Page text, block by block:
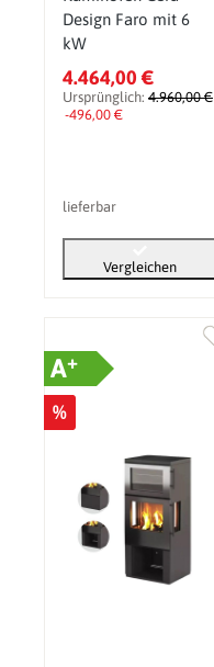
Design Faro mit 6
kW
4.464,00 €
Ursprünglich: 4.960,00 €
-496,00 €
lieferbar
Vergleichen
A+
%